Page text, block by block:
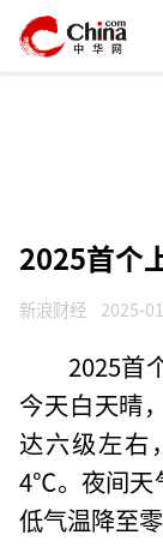
2025首个
新浪财经 2025-
2025首
今天白天晴
达六级左右
4℃。夜间天
低气温降至